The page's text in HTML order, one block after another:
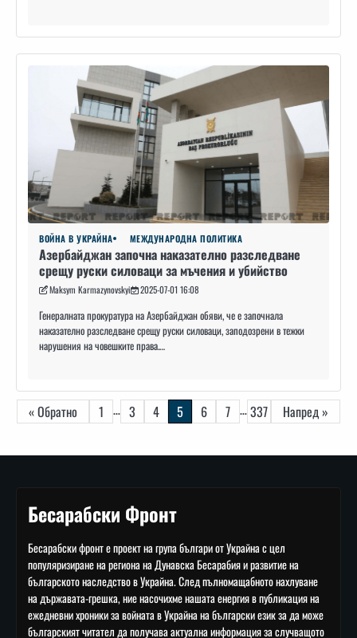
ВОЙНА В УКРАЙНА МЕЖДУНАРОДНА ПОЛИТИКА
Азербайджан започна наказателно разследване
срещу руски силоваци за мъчения и убийство
Maksym Karmazynovskyi 2025-07-01 16:08
Генералната прокуратура на Азербайджан обяви, че е започнала
наказателно разследване срещу руски силоваци, заподозрени в тежки
нарушения на човешките права.…
Навигация
« Обратно 1 … 3 4 5 6 7 …337 Напред »
Бесарабски Фронт
Бесарабски фронт е проект на група българи от Украйна с цел
популяризиране на региона на Дунавска Бесарабия и развитие на
българското наследство в Украйна. След пълномащабното нахлуване
на държавата-грешка, ние насочихме нашата енергия в публикация на
ежедневни хроники за войната в Украйна на български език за да може
българският читател да получава актуална информация за случващото